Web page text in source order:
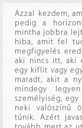
Azzal kezdem,
pedig a
mintha jobbra
hiba, amit fel
megfigyelés
aki nincs itt, aki
egy kiflit vagy
maradt, akit a
mindegy
személyiség,
neki valószínű
tűnik. Azért